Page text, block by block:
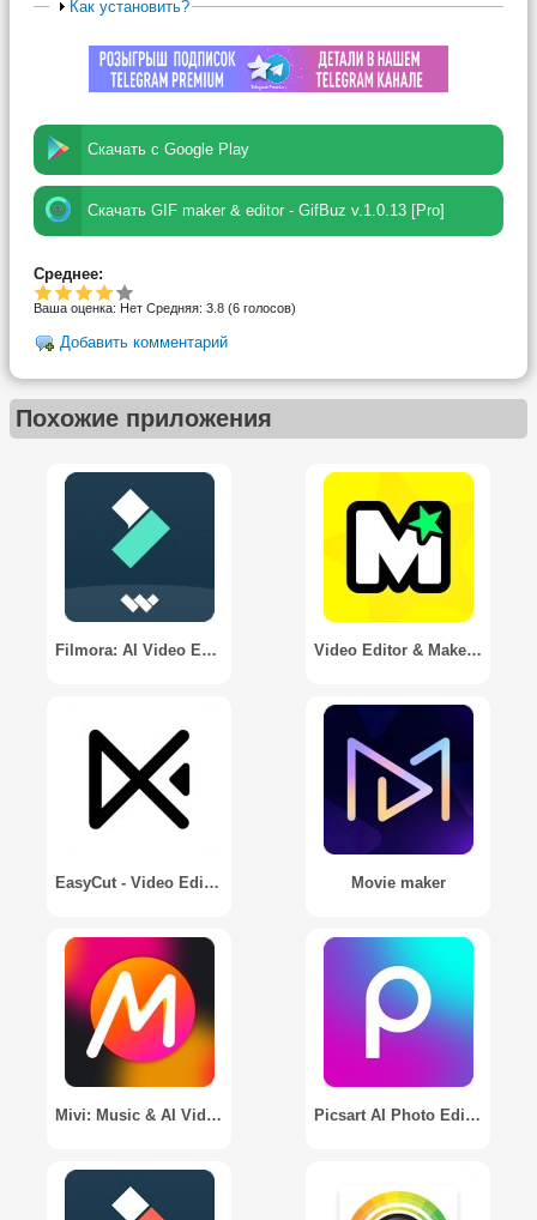
Как установить?
Скачать с Google Play
Скачать GIF maker & editor - GifBuz v.1.0.13 [Pro]
Среднее:
Ваша оценка: Нет Средняя: 3.8 (6 голосов)
Добавить комментарий
Похожие приложения
Filmora: AI Video Editor, Maker Video Editor & Maker- My Movie
EasyCut - Video Editor & Maker Movie maker
Mivi: Music & AI Video Maker Picsart AI Photo Editor, Video